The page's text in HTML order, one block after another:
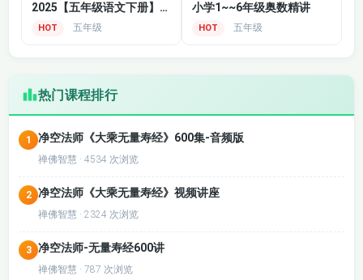
2025【五年级语文下册】同步课程
HOT 五年级
小学1~~6年级奥数精讲
HOT 五年级
热门课程排行
1 净空法师《大乘无量寿经》600集-音频版
禅佛智慧 · 4534 次浏览
2 净空法师《大乘无量寿经》视频讲座
禅佛智慧 · 2324 次浏览
3 净空法师-无量寿经600讲
禅佛智慧 · 787 次浏览